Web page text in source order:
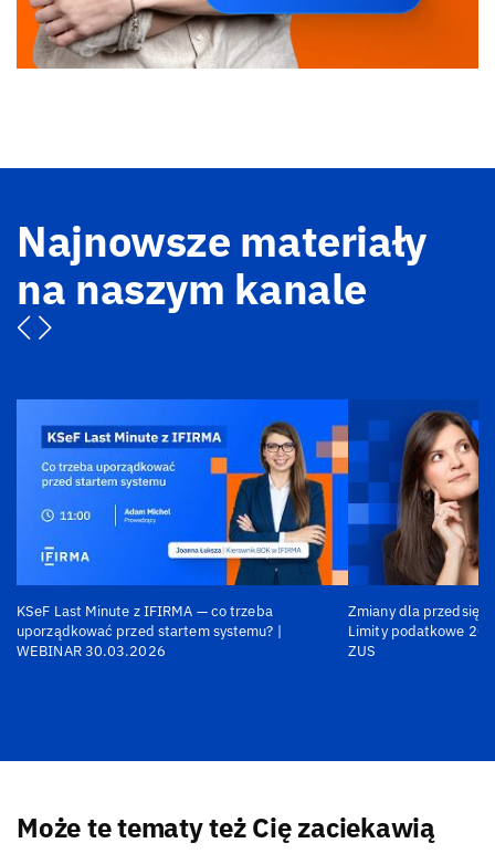
Najnowsze materiały
na naszym kanale
KSeF Last Minute z IFIRMA — co trzeba
uporządkować przed startem systemu? |
WEBINAR 30.03.2026
Zmiany dla
Limity podatkowe
ZUS
Może te tematy też Cię zaciekawią